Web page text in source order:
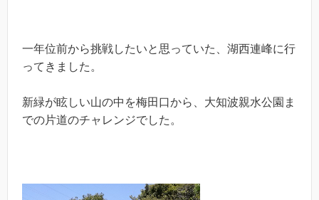
一年位前から挑戦したいと思っていた、湖西連峰に行
ってきました。
新緑が眩しい山の中を梅田口から、大知波親水公園ま
での片道のチャレンジでした。